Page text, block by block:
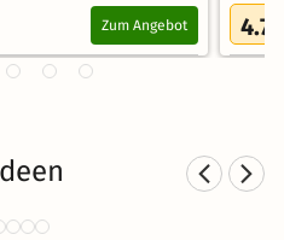
Zum Angebot 4.7
Bergen